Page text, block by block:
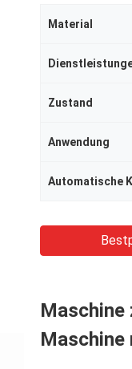
Material
Zustand
Anwendung
Automatische
Maschine
Maschine